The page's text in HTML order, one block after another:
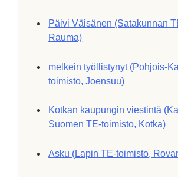
Päivi Väisänen (Satakunnan
Rauma)
melkein työllistynyt (Pohjois-
toimisto, Joensuu)
Kotkan kaupungin viestintä
Suomen TE-toimisto, Kotka)
Asku (Lapin TE-toimisto,